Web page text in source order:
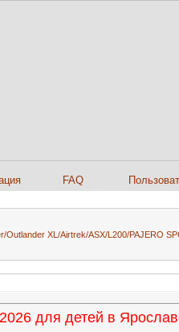
FAQ
Outlander XL/Airtrek/ASX/L200/PAJERO
2026 для детей в